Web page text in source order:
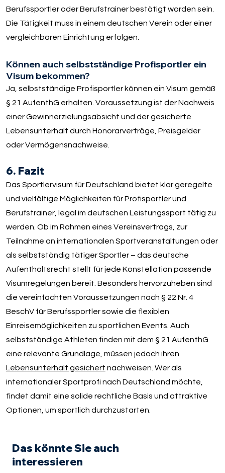
Berufssportler oder Berufstrainer bestätigt worden sein.
Die Tätigkeit muss in einem deutschen Verein oder einer
vergleichbaren Einrichtung erfolgen.
Können auch selbstständige Profisportler ein
Visum bekommen?
Ja, selbstständige Profisportler können ein Visum gemäß
§ 21 AufenthG erhalten. Voraussetzung ist der Nachweis
einer Gewinnerzielungsabsicht und der gesicherte
Lebensunterhalt durch Honorarverträge, Preisgelder
oder Vermögensnachweise.
6. Fazit
Das Sportlervisum für Deutschland bietet klar geregelte
und vielfältige Möglichkeiten für Profisportler und
Berufstrainer, legal im deutschen Leistungssport tätig zu
werden. Ob im Rahmen eines Vereinsvertrags, zur
Teilnahme an internationalen Sportveranstaltungen oder
als selbstständig tätiger Sportler – das deutsche
Aufenthaltsrecht stellt für jede Konstellation passende
Visumregelungen bereit. Besonders hervorzuheben sind
die vereinfachten Voraussetzungen nach § 22 Nr. 4
BeschV für Berufssportler sowie die flexiblen
Einreisemöglichkeiten zu sportlichen Events. Auch
selbstständige Athleten finden mit dem § 21 AufenthG
eine relevante Grundlage, müssen jedoch ihren
Lebensunterhalt gesichert nachweisen. Wer als
internationaler Sportprofi nach Deutschland möchte,
findet damit eine solide rechtliche Basis und attraktive
Optionen, um sportlich durchzustarten.
Das könnte Sie auch
interessieren